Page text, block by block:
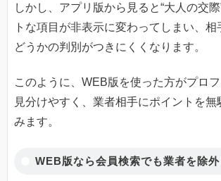
しかし、アプリ版から見ると“大人の交
トな項目が非表示に変わってしまい、
どうかの判別がつきにくくなります。
このように、WEB版を使った方がプロ
見分けやすく、業者相手にポイントを無
みます。
WEB版なら会員検索でも業者を除